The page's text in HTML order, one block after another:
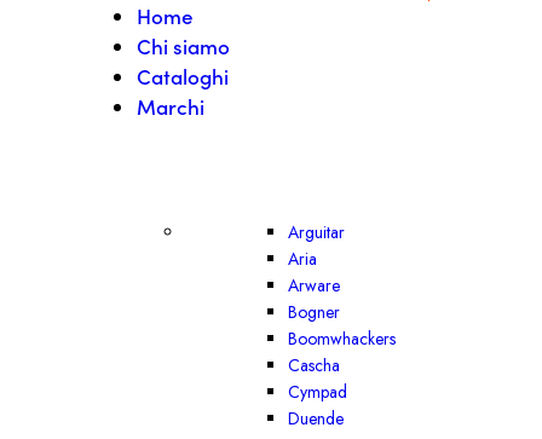
Home
Chi siamo
Cataloghi
Marchi
Arguitar
Aria
Arware
Bogner
Boomwhackers
Cascha
Cympad
Duende